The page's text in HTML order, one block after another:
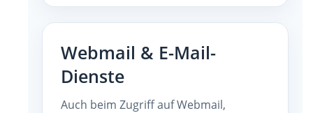
Webmail & E-Mail-
Dienste
Auch beim Zugriff auf Webmail,